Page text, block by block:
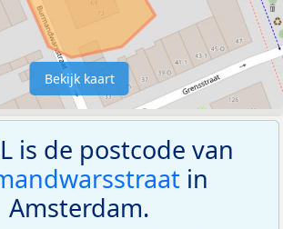
Bekijk kaart
is de postcode van
in
Amsterdam.